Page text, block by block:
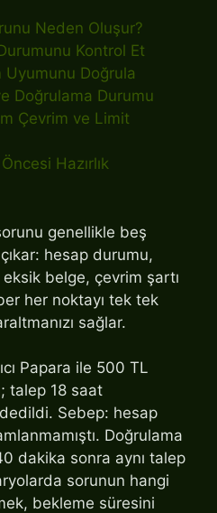
Neden Oluşur?
Kontrol Et
Uyumunu Doğrula
Doğrulama Durumu
Çevrim ve Limit
Hazırlık
genellikle beş
hesap durumu,
belge, çevrim şartı
her noktayı tek tek
sağlar.
Papara ile 500 TL
talep 18 saat
Sebep: hesap
Doğrulama
dakika sonra aynı talep
sorunun hangi
bekleme süresini